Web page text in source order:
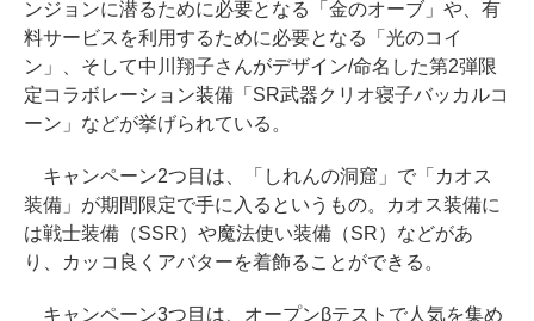
ンジョンに潜るために必要となる「金のオーブ」や、有
料サービスを利用するために必要となる「光のコイ
ン」、そして中川翔子さんがデザイン/命名した第2弾限
定コラボレーション装備「SR武器クリオ寝子バッカルコ
ーン」などが挙げられている。
キャンペーン2つ目は、「しれんの洞窟」で「カオス
装備」が期間限定で手に入るというもの。カオス装備に
は戦士装備（SSR）や魔法使い装備（SR）などがあ
り、カッコ良くアバターを着飾ることができる。
キャンペーン3つ目は、オープンβテストで人気を集め